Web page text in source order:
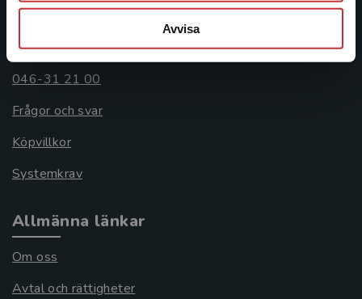
Avvisa
Kundservice
Kontakta kundservice
046-31 21 00
Frågor och svar
Köpvillkor
Systemkrav
Allmänna länkar
Om oss
Avtal och rättigheter